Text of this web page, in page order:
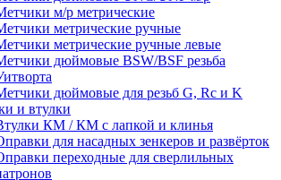
м/р метрические
метрические ручные
метрические ручные левые
дюймовые BSW/BSF резьба
дюймовые для резьб G, Rc и K
и втулки
КМ / КМ с лапкой и клинья
для насадных зенкеров и развёрток
переходные для сверлильных